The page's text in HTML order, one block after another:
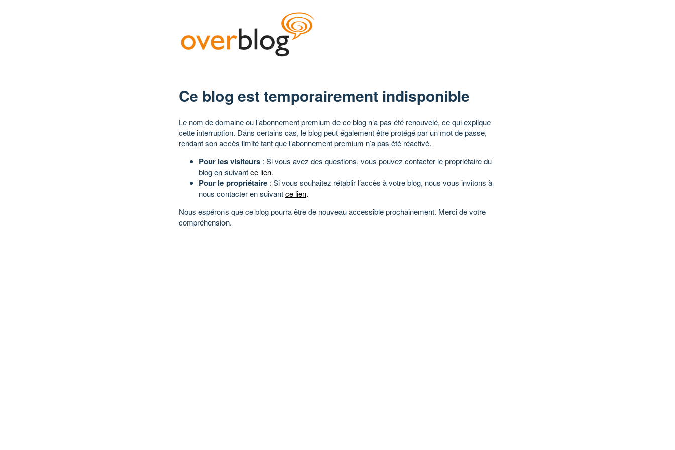
Ce blog est temporairement indisponible
Le nom de domaine ou l’abonnement premium de ce blog n’a pas été renouvelé, ce qui explique
cette interruption. Dans certains cas, le blog peut également être protégé par un mot de passe,
rendant son accès limité tant que l’abonnement premium n’a pas été réactivé.
Pour les visiteurs : Si vous avez des questions, vous pouvez contacter le propriétaire du
blog en suivantce lien.
Pour le propriétaire : Si vous souhaitez rétablir l’accès à votre blog, nous vous invitons à
nous contacter en suivantce lien.
Nous espérons que ce blog pourra être de nouveau accessible prochainement. Merci de votre
compréhension.